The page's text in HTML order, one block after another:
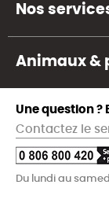
Nos
Animaux &
Une question ?
Contactez le
Du lundi au